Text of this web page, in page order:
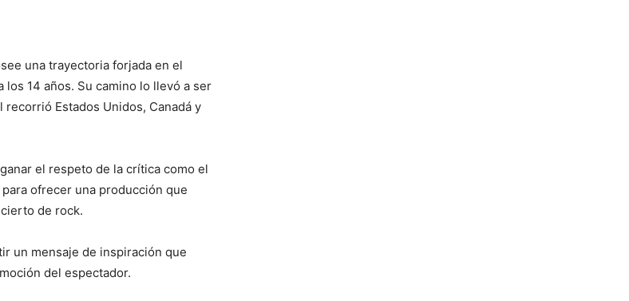
una trayectoria forjada en el
14 años. Su camino lo llevó a ser
Estados Unidos, Canadá y
el respeto de la crítica como el
ofrecer una producción que
de rock.
un mensaje de inspiración que
del espectador.